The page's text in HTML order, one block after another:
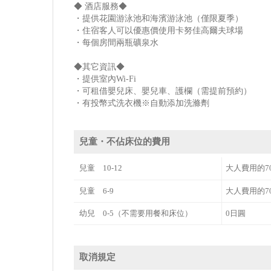
◆ 酒店服務◆
・提供花園游泳池和海濱游泳池（僅限夏季）
・住宿客人可以優惠價使用卡努佳高爾夫球場
・每個房間兩瓶礦泉水
◆其它資訊◆
・提供室內Wi-Fi
・可租借嬰兒床、嬰兒車、護欄（需提前預約）
・有投幣式洗衣機※自動添加洗滌劑
兒童・不佔床位的費用
兒童 10-12 大人費用的
兒童 6-9 大人費用的
幼兒 0-5（不需要用餐和床位） 0日圓
取消規定